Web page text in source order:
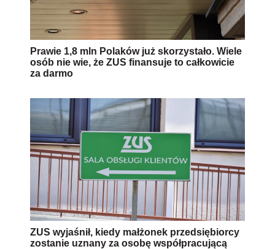
Prawie 1,8 mln Polaków już skorzystało. Wiele
osób nie wie, że ZUS finansuje to całkowicie
za darmo
ZUS wyjaśnił, kiedy małżonek przedsiębiorcy
zostanie uznany za osobę współpracującą